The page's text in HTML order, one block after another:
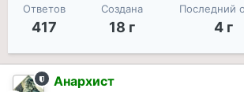
Ответов
417
Создана
18 г
Последний
4 г
Анархист